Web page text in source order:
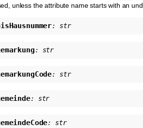
unless the attribute name starts with an
: str
: str
: str
: str
: str